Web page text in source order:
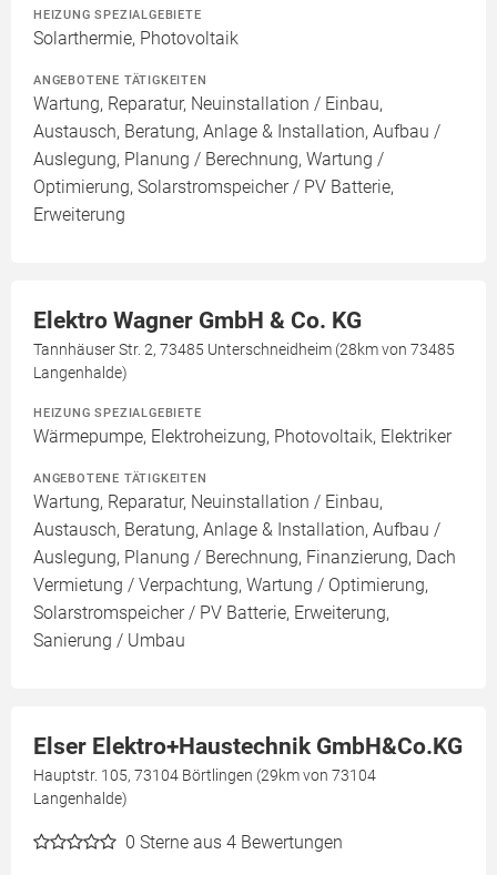
HEIZUNG SPEZIALGEBIETE
Solarthermie, Photovoltaik
ANGEBOTENE TÄTIGKEITEN
Wartung, Reparatur, Neuinstallation / Einbau,
Austausch, Beratung, Anlage & Installation, Aufbau /
Auslegung, Planung / Berechnung, Wartung /
Optimierung, Solarstromspeicher / PV Batterie,
Erweiterung
Elektro Wagner GmbH & Co. KG
Tannhäuser Str. 2, 73485 Unterschneidheim (28km von 73485
Langenhalde)
HEIZUNG SPEZIALGEBIETE
Wärmepumpe, Elektroheizung, Photovoltaik, Elektriker
ANGEBOTENE TÄTIGKEITEN
Wartung, Reparatur, Neuinstallation / Einbau,
Austausch, Beratung, Anlage & Installation, Aufbau /
Auslegung, Planung / Berechnung, Finanzierung, Dach
Vermietung / Verpachtung, Wartung / Optimierung,
Solarstromspeicher / PV Batterie, Erweiterung,
Sanierung / Umbau
Elser Elektro+Haustechnik GmbH&Co.KG
Hauptstr. 105, 73104 Börtlingen (29km von 73104
Langenhalde)
0 Sterne aus 4 Bewertungen